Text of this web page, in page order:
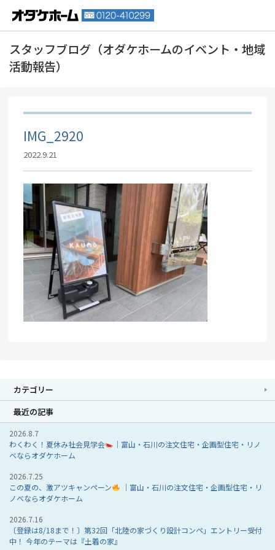
IMG_2920
2022.9.21
カテゴリー
最近の記事
2026.8.7
わくわく！夏休み社会見学会
｜富山・石川の注文住宅・企画型住宅・リノ
ベならオダケホーム
2026.7.25
この夏の、激アツキャンペーン
｜富山・石川の注文住宅・企画型住宅・リ
ノベならオダケホーム
2026.7.16
〔登録は8/18まで！〕第32回「北陸の家づくり設計コンペ」エントリー受付
中！ 今年のテーマは『土着の家』